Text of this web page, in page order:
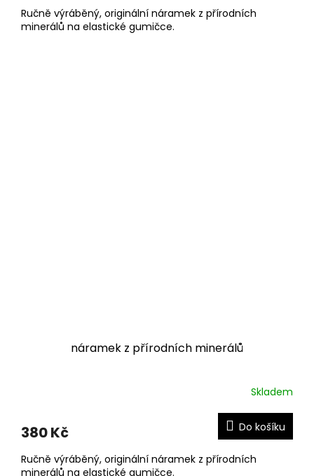
Ručně výráběný, originální náramek z přírodních
minerálů na elastické gumičce.
náramek z přírodních minerálů
Skladem
380 Kč Do košíku
Ručně výráběný, originální náramek z přírodních
minerálů na elastické gumičce.